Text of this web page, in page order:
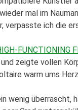
mal im
verpasste ich die
FUNCTIONING
zeigte vollen
warm ums
wenig